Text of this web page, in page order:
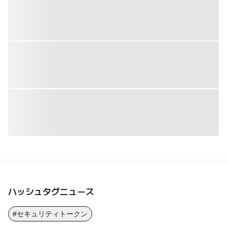
ハッシュタグニュース
#セキュリティトークン